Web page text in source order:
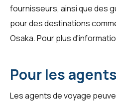
fournisseurs, ainsi que des
pour des destinations
Osaka. Pour plus
Pour les
Les agents de voyage